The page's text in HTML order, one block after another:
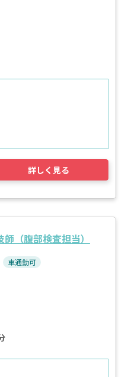
詳しく見る
（腹部検査担当）
車通勤可